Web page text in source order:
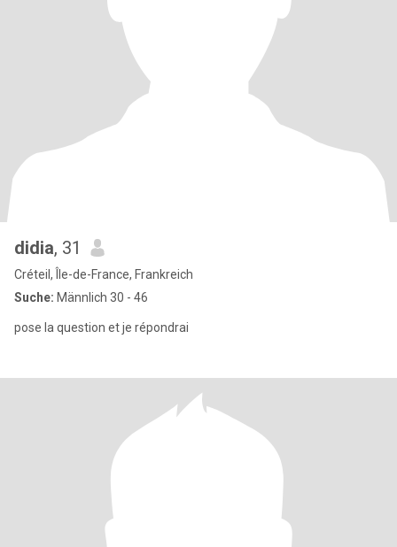
didia, 31
Créteil, Île-de-France, Frankreich
Suche: Männlich 30 - 46
pose la question et je répondrai